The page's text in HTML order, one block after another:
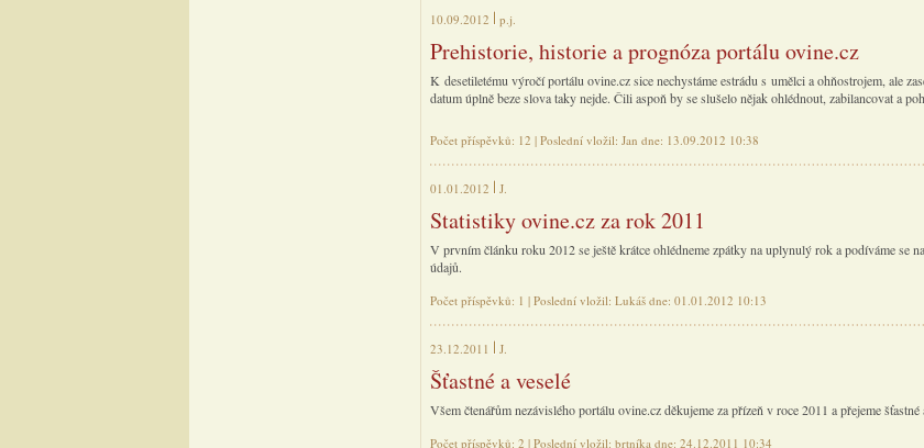
10.09.2012 p.j.
Prehistorie, historie a prognóza portálu ovine.cz
K desetiletému výročí portálu ovine.cz sice nechystáme estrádu s umělci a ohňostrojem, ale
datum úplně beze slova taky nejde. Čili aspoň by se slušelo nějak ohlédnout, zabilancovat a
Počet příspěvků: 12 | Poslední vložil: Jan dne: 13.09.2012 10:38
01.01.2012 J.
Statistiky ovine.cz za rok 2011
V prvním článku roku 2012 se ještě krátce ohlédneme zpátky na uplynulý rok a podíváme se
údajů.
Počet příspěvků: 1 | Poslední vložil: Lukáš dne: 01.01.2012 10:13
23.12.2011 J.
Šťastné a veselé
Všem čtenářům nezávislého portálu ovine.cz děkujeme za přízeň v roce 2011 a přejeme šťastné
Počet příspěvků: 2 | Poslední vložil: brtníka dne: 24.12.2011 10:34